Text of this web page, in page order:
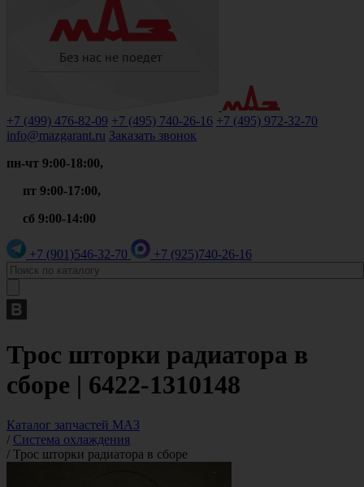
+7 (499) 476-82-09 +7 (495) 740-26-16 +7 (495) 972-32-70
info@mazgarant.ru Заказать звонок
пн-чт 9:00-18:00,
пт 9:00-17:00,
сб 9:00-14:00
+7 (901)546-32-70 +7 (925)740-26-16
Трос шторки радиатора в
сборе | 6422-1310148
Каталог запчастей МАЗ
/ Система охлаждения
/ Трос шторки радиатора в сборе